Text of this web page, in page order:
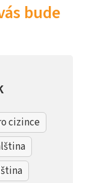
bude
cizince